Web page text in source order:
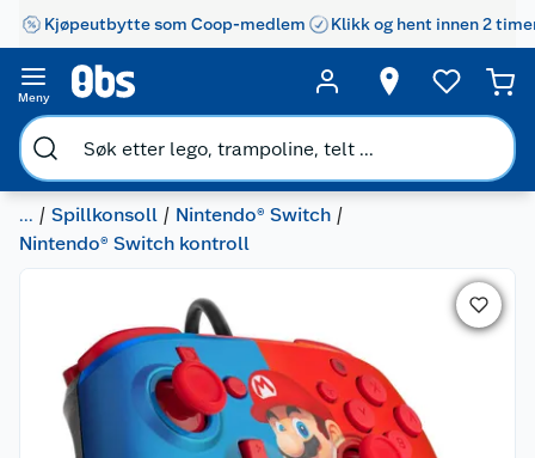
Kjøpeutbytte som Coop-medlem Klikk og hent innen 2
Meny
... Spillkonsoll
Nintendo® Switch
Nintendo® Switch kontroll